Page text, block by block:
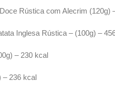
Rústica com Alecrim (120g)
Inglesa Rústica – (100g) –
– 230 kcal
– 236 kcal